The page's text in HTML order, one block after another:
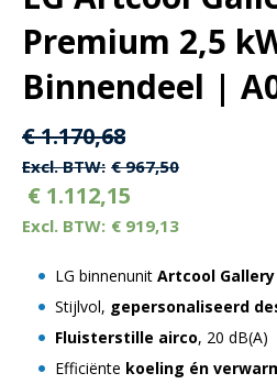
Premium 2,5
Binnendeel |
Oorspronkelijke
prijs
was:
€ 1.170,68.
€1.170,68Huidige
prijs
is:
€ 1.170,68.
€967,50
€ 1.112,15
€ 919,13
LG binnenunit Artcool
Stijlvol, gepersonaliseerd
Fluisterstille airco, 20 dB(A)
Efficiënte koeling én